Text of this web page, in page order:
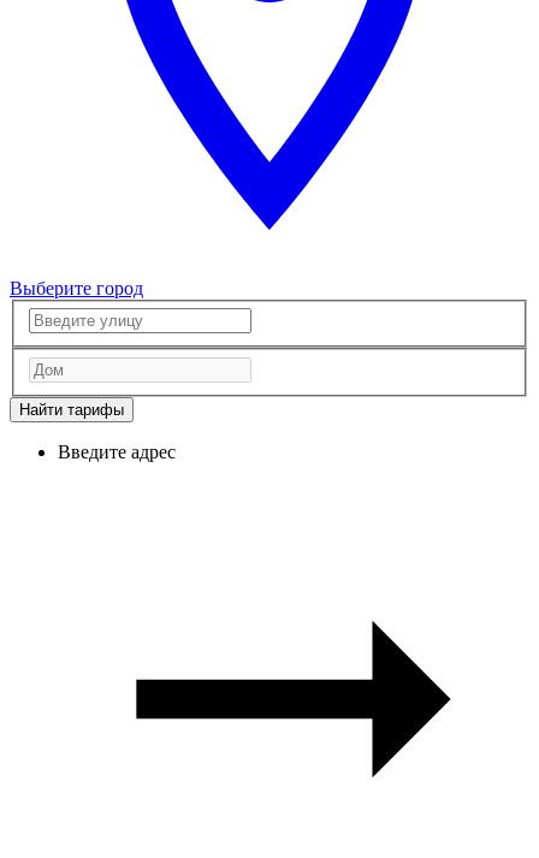
Выберите город
Найти тарифы
Введите адрес